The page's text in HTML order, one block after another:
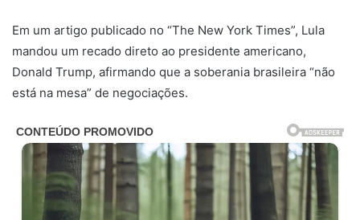
Em um artigo publicado no “The New York Times”, Lula
mandou um recado direto ao presidente americano,
Donald Trump, afirmando que a soberania brasileira “não
está na mesa” de negociações.